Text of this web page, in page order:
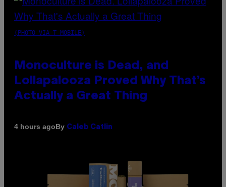
(PHOTO VIA T-MOBILE)
Monoculture is Dead, and
Lollapalooza Proved Why That’s
Actually a Great Thing
4 hours agoBy Caleb Catlin